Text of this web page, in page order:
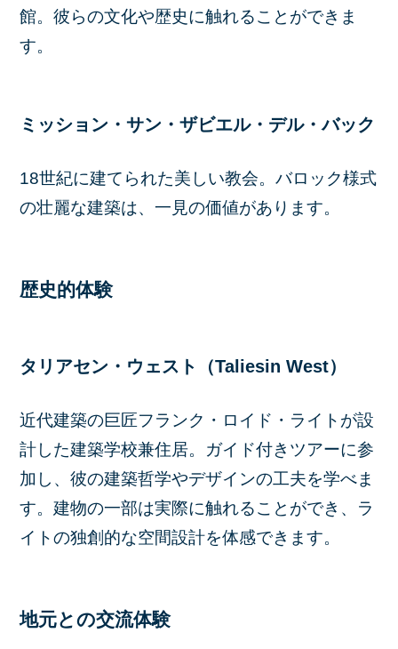
館。彼らの文化や歴史に触れることができま
す。
ミッション・サン・ザビエル・デル・バック
18世紀に建てられた美しい教会。バロック様式
の壮麗な建築は、一見の価値があります。
歴史的体験
タリアセン・ウェスト（Taliesin West）
近代建築の巨匠フランク・ロイド・ライトが設
計した建築学校兼住居。 ガイド付きツアーに参
加し、彼の建築哲学やデザインの工夫を学べま
す。建物の一部は実際に触れることができ、ラ
イトの独創的な空間設計を体感できます。
地元との交流体験